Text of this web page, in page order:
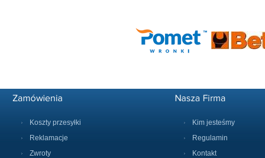
Koszty przesyłki
Reklamacje
Zwroty
Kim jesteśmy
Regulamin
Kontakt